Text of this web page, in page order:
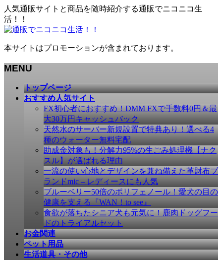
人気通販サイトと商品を随時紹介する通販でニコニコ生
活！！
本サイトはプロモーションが含まれております。
MENU
トップページ
おすすめ人気サイト
FX初心者におすすめ！DMM FXで手数料0円＆最
大30万円キャッシュバック
天然水のサーバー新規設置で特典あり！選べる4
種のウォーター無料宅配
助成金対象も！分解力95%の生ごみ処理機【ナク
スル】が選ばれる理由
一流の使い心地とデザインを兼ね備えた革財布ブ
ランドmic – レディースにも人気
ブルーベリー50倍のポリフェノール！愛犬の目の
健康を支える『WAN！to see』
食欲が落ちたシニア犬も元気に！鹿肉ドッグフー
ドのトライアルセット
お金関連
ペット用品
生活道具・その他